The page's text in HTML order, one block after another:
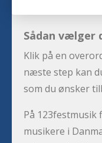
Sådan vælger
Klik på en
næste step kan
som du ønsker
På 123festmusik
musikere i